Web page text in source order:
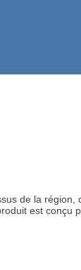
de la
est conçu